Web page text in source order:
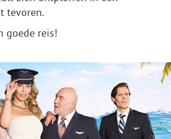
tevoren.
goede reis!